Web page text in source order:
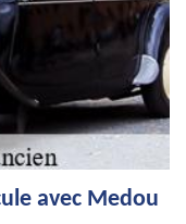
avec Medou